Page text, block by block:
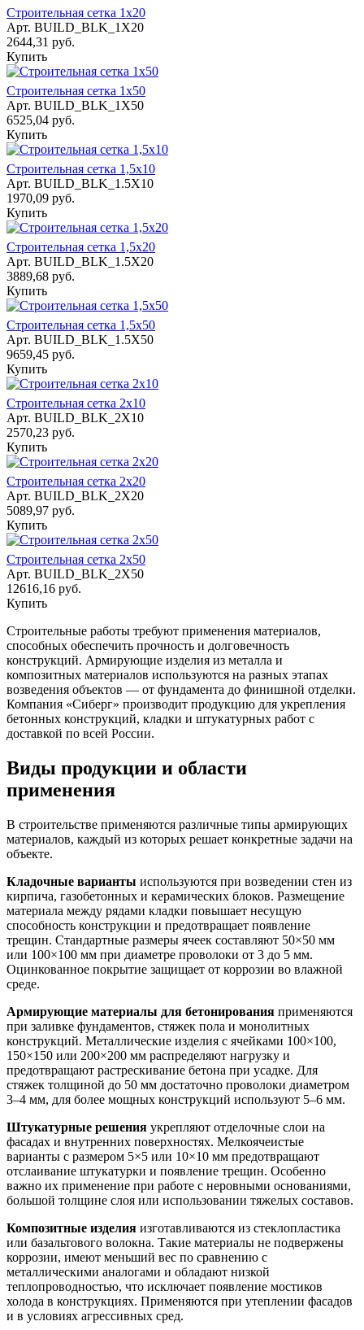
Строительная сетка 1х20
Арт. BUILD_BLK_1X20
2644,31 руб.
Купить
Строительная сетка 1х50
Арт. BUILD_BLK_1X50
6525,04 руб.
Купить
Строительная сетка 1,5х10
Арт. BUILD_BLK_1.5X10
1970,09 руб.
Купить
Строительная сетка 1,5х20
Арт. BUILD_BLK_1.5X20
3889,68 руб.
Купить
Строительная сетка 1,5х50
Арт. BUILD_BLK_1.5X50
9659,45 руб.
Купить
Строительная сетка 2х10
Арт. BUILD_BLK_2X10
2570,23 руб.
Купить
Строительная сетка 2х20
Арт. BUILD_BLK_2X20
5089,97 руб.
Купить
Строительная сетка 2х50
Арт. BUILD_BLK_2X50
12616,16 руб.
Купить
Строительные работы требуют применения материалов,
способных обеспечить прочность и долговечность
конструкций. Армирующие изделия из металла и
композитных материалов используются на разных этапах
возведения объектов — от фундамента до финишной отделки.
Компания «Сиберг» производит продукцию для укрепления
бетонных конструкций, кладки и штукатурных работ с
доставкой по всей России.
Виды продукции и области
применения
В строительстве применяются различные типы армирующих
материалов, каждый из которых решает конкретные задачи на
объекте.
Кладочные варианты используются при возведении стен из
кирпича, газобетонных и керамических блоков. Размещение
материала между рядами кладки повышает несущую
способность конструкции и предотвращает появление
трещин. Стандартные размеры ячеек составляют 50×50 мм
или 100×100 мм при диаметре проволоки от 3 до 5 мм.
Оцинкованное покрытие защищает от коррозии во влажной
среде.
Армирующие материалы для бетонирования применяются
при заливке фундаментов, стяжек пола и монолитных
конструкций. Металлические изделия с ячейками 100×100,
150×150 или 200×200 мм распределяют нагрузку и
предотвращают растрескивание бетона при усадке. Для
стяжек толщиной до 50 мм достаточно проволоки диаметром
3–4 мм, для более мощных конструкций используют 5–6 мм.
Штукатурные решения укрепляют отделочные слои на
фасадах и внутренних поверхностях. Мелкоячеистые
варианты с размером 5×5 или 10×10 мм предотвращают
отслаивание штукатурки и появление трещин. Особенно
важно их применение при работе с неровными основаниями,
большой толщине слоя или использовании тяжелых составов.
Композитные изделия изготавливаются из стеклопластика
или базальтового волокна. Такие материалы не подвержены
коррозии, имеют меньший вес по сравнению с
металлическими аналогами и обладают низкой
теплопроводностью, что исключает появление мостиков
холода в конструкциях. Применяются при утеплении фасадов
и в условиях агрессивных сред.